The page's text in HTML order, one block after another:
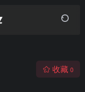
收藏 0